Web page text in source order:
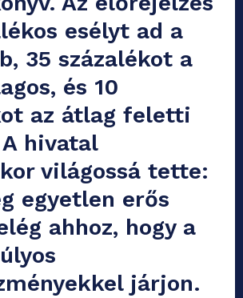
esélyt ad a
35 százalékot a
és 10
az átlag feletti
hivatal
világossá tette:
egyetlen erős
ahhoz, hogy a
járjon.